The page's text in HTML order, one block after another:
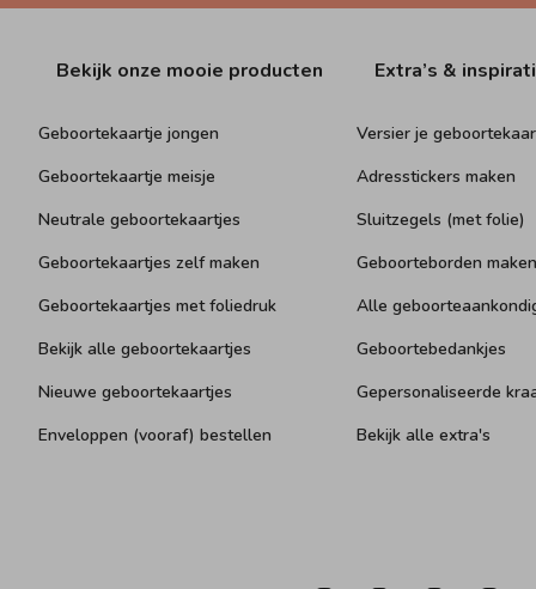
Bekijk onze mooie producten
Geboortekaartje jongen
Geboortekaartje meisje
Neutrale geboortekaartjes
Geboortekaartjes zelf maken
Geboortekaartjes met foliedruk
Bekijk alle geboortekaartjes
Nieuwe geboortekaartjes
Enveloppen (vooraf) bestellen
Extra’s &
Versier je
Adresstickers maken
Sluitzegels (met folie)
Geboorteborden maken
Alle
Geboortebedankjes
Gepersonaliseerde
Bekijk alle extra's